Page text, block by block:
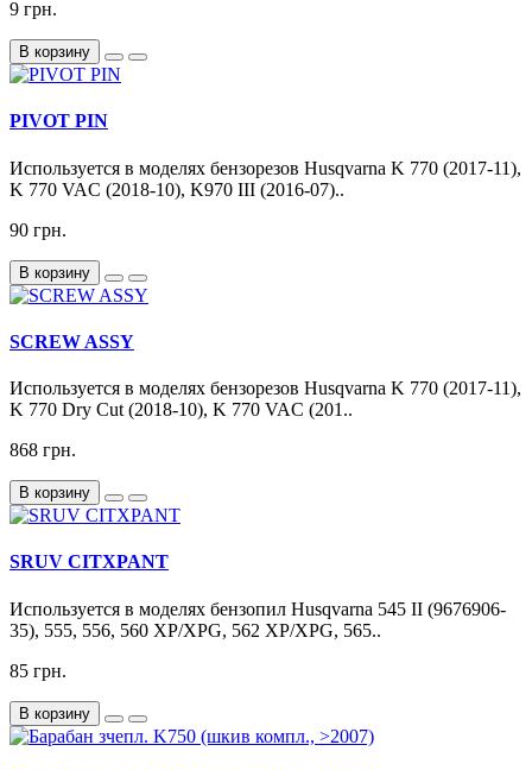
9 грн.
В корзину
PIVOT PIN
Используется в моделях бензорезов Husqvarna K 770 (2017-11),
K 770 VAC (2018-10), K970 III (2016-07)..
90 грн.
В корзину
SCREW ASSY
Используется в моделях бензорезов Husqvarna K 770 (2017-11),
K 770 Dry Cut (2018-10), K 770 VAC (201..
868 грн.
В корзину
SRUV CITXPANT
Используется в моделях бензопил Husqvarna 545 II (9676906-
35), 555, 556, 560 XP/XPG, 562 XP/XPG, 565..
85 грн.
В корзину